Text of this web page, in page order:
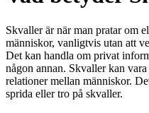
Skvaller är när man pratar om
människor, vanligtvis utan att
Det kan handla om privat
någon annan. Skvaller kan
relationer mellan människor.
sprida eller tro på skvaller.